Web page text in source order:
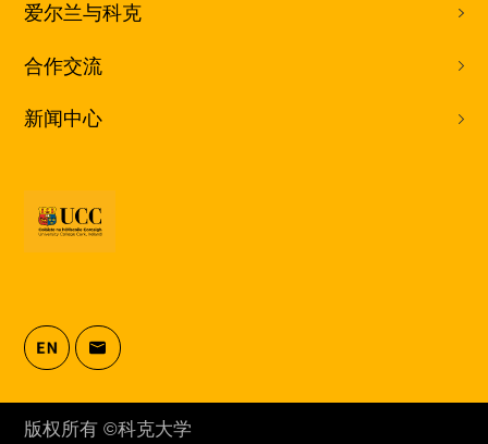
爱尔兰与科克
合作交流
新闻中心
版权所有 ©科克大学